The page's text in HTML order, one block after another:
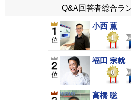
Q&A回答者総合ラ
小西 薫
1
福田 宗就
0
高橋 聡